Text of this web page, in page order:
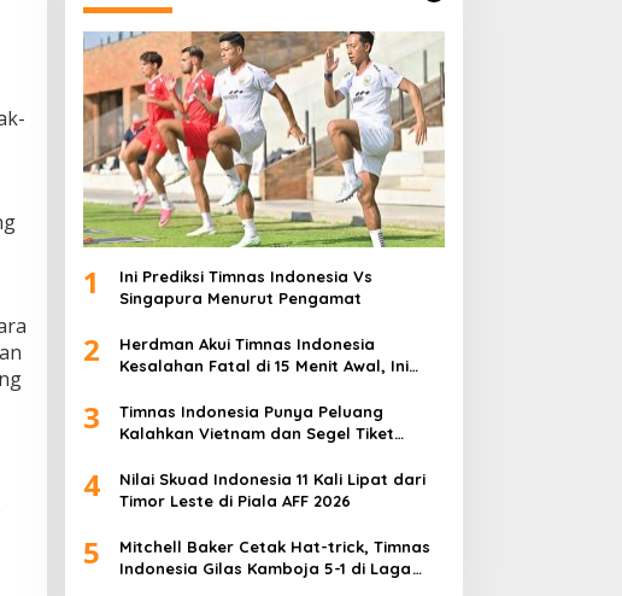
1
Ini Prediksi Timnas Indonesia Vs
Singapura Menurut Pengamat
2
Herdman Akui Timnas Indonesia
Kesalahan Fatal di 15 Menit Awal, Ini
3
Timnas Indonesia Punya Peluang
Kalahkan Vietnam dan Segel Tiket
4
Nilai Skuad Indonesia 11 Kali Lipat dari
Timor Leste di Piala AFF 2026
5
Mitchell Baker Cetak Hat-trick, Timnas
Indonesia Gilas Kamboja 5-1 di Laga